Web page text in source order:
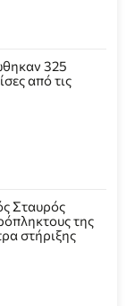
325
από τις
Σταυρός
της
στήριξης